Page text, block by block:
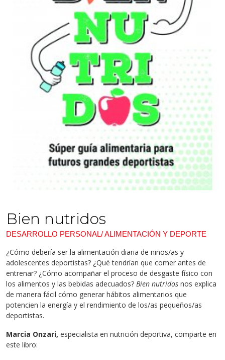
Bien nutridos
DESARROLLO PERSONAL/ ALIMENTACIÓN Y DEPORTE
¿Cómo debería ser la alimentación diaria de niños/as y
adolescentes deportistas? ¿Qué tendrían que comer antes de
entrenar? ¿Cómo acompañar el proceso de desgaste físico con
los alimentos y las bebidas adecuados? Bien nutridos nos explica
de manera fácil cómo generar hábitos alimentarios que
potencien la energía y el rendimiento de los/as pequeños/as
deportistas.
Marcia Onzari, especialista en nutrición deportiva, comparte en
este libro: